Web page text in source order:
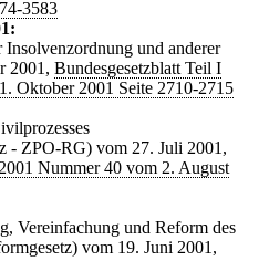
3583
und anderer
2001, Bundesgesetzblatt Teil I
Oktober 2001 Seite 2710-2715
- ZPO-RG) vom 27. Juli 2001,
Nummer 40 vom 2. August
Vereinfachung und Reform des
vom 19. Juni 2001,